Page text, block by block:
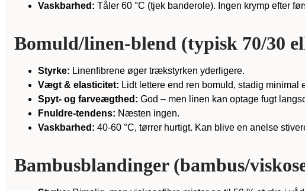
Vaskbarhed: Tåler 60 °C (tjek banderole). Ingen krymp efter
Bomuld/linen-blend (typisk 70/30
Styrke: Linenfibrene øger trækstyrken yderligere.
Vægt & elasticitet: Lidt lettere end ren bomuld, stadig minimal
Spyt- og farveægthed: God – men linen kan optage fugt
Fnuldre-tendens: Næsten ingen.
Vaskbarhed: 40-60 °C, tørrer hurtigt. Kan blive en anelse
Bambusblandinger (bambus/